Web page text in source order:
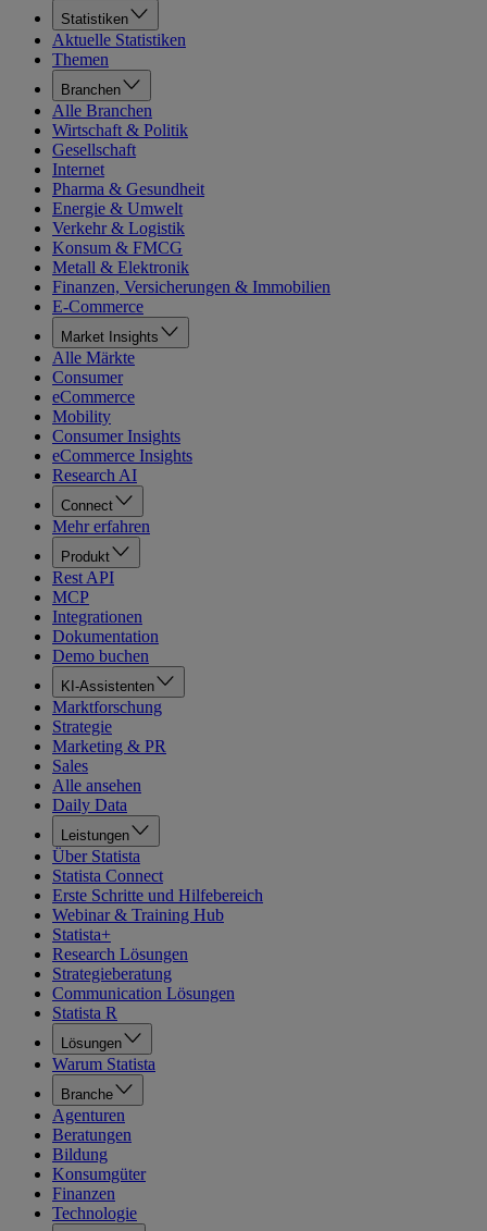
Statistiken
Aktuelle Statistiken
Themen
Branchen
Alle Branchen
Wirtschaft & Politik
Gesellschaft
Internet
Pharma & Gesundheit
Energie & Umwelt
Verkehr & Logistik
Konsum & FMCG
Metall & Elektronik
Finanzen, Versicherungen & Immobilien
E-Commerce
Market Insights
Alle Märkte
Consumer
eCommerce
Mobility
Consumer Insights
eCommerce Insights
Research AI
Connect
Mehr erfahren
Produkt
Rest API
MCP
Integrationen
Dokumentation
Demo buchen
KI-Assistenten
Marktforschung
Strategie
Marketing & PR
Sales
Alle ansehen
Daily Data
Leistungen
Über Statista
Statista Connect
Erste Schritte und Hilfebereich
Webinar & Training Hub
Statista+
Research Lösungen
Strategieberatung
Communication Lösungen
Statista R
Lösungen
Warum Statista
Branche
Agenturen
Beratungen
Bildung
Konsumgüter
Finanzen
Technologie